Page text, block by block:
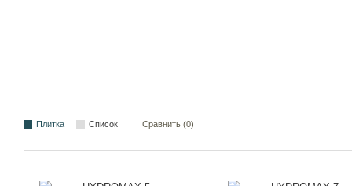
Плитка Список Сравнить (0)